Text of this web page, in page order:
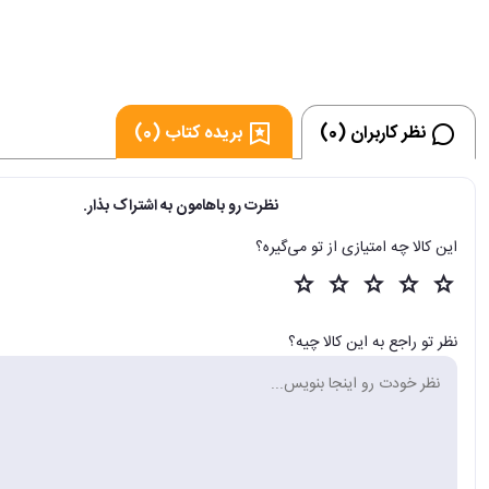
نظر کاربران (0) بریده کتاب (0)
نظرت رو باهامون به اشتراک بذار.
این کالا چه امتیازی از تو می‌گیره؟
نظر تو راجع به این کالا چیه؟